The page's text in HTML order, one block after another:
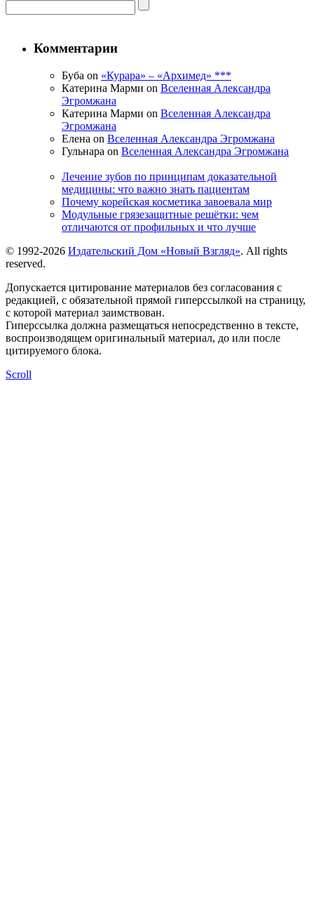
Комментарии
Буба on «Курара» – «Архимед» ***
Катерина Марми on Вселенная Александра
Эгромжана
Катерина Марми on Вселенная Александра
Эгромжана
Елена on Вселенная Александра Эгромжана
Гульнара on Вселенная Александра Эгромжана
Лечение зубов по принципам доказательной
медицины: что важно знать пациентам
Почему корейская косметика завоевала мир
Модульные грязезащитные решётки: чем
отличаются от профильных и что лучше
© 1992-2026 Издательский Дом «Новый Взгляд». All rights
reserved.
Допускается цитирование материалов без согласования с
редакцией, с обязательной прямой гиперссылкой на страницу,
с которой материал заимствован.
Гиперссылка должна размещаться непосредственно в тексте,
воспроизводящем оригинальный материал, до или после
цитируемого блока.
Scroll